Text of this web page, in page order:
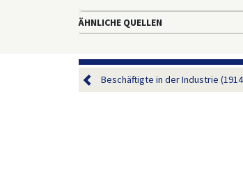
ÄHNLICHE QUELLEN
Beschäftigte in der Industrie